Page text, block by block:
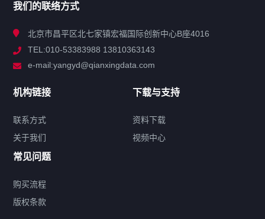
解决方案
联系方式
热门标签
我们的联络方式
北京市昌平区北七家镇宏福国际创新中心B座4016
TEL:010-53383988 13810363143
e-mail:yangyd@qianxingdata.com
机构链接
联系方式
关于我们
下载与支持
资料下载
视频中心
常见问题
购买流程
版权条款